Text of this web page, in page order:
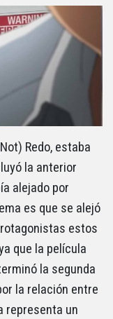
Redo, estaba
la anterior
alejado por
es que se alejó
estos
que la película
la segunda
la relación entre
representa un